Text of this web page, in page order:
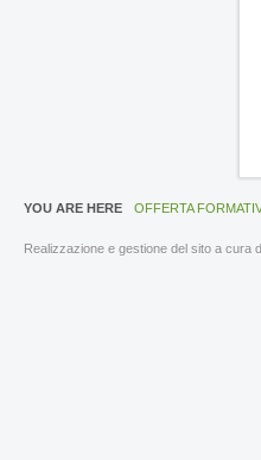
YOU ARE HERE OFFERTA
Realizzazione e gestione del sito a cura